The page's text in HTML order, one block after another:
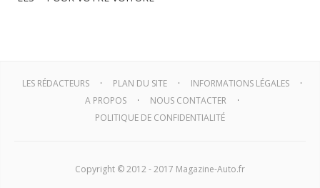
LES RÉDACTEURS PLAN DU SITE
INFORMATIONS LÉGALES
A PROPOS
NOUS CONTACTER
POLITIQUE DE CONFIDENTIALITÉ
Copyright © 2012 - 2017 Magazine-Auto.fr